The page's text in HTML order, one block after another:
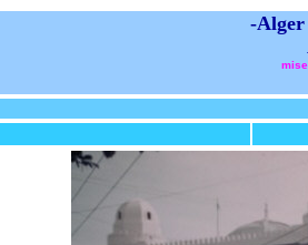
-Alger